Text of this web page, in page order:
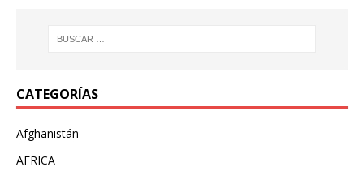
CATEGORÍAS
Afghanistán
AFRICA